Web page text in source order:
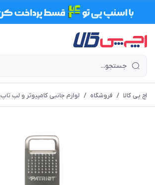
اچ پی کالا / فروشگاه / لوازم جانبی کامپیوتر و لپ تاپ